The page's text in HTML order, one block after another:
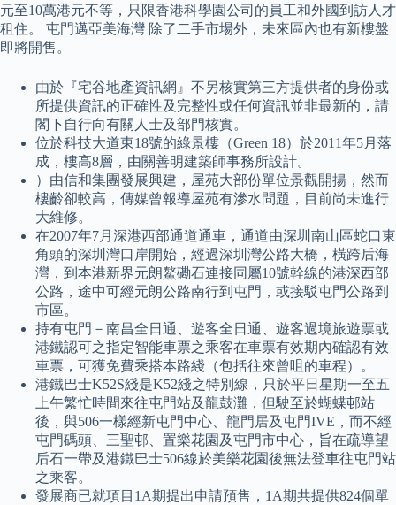
元至10萬港元不等，只限香港科學園公司的員工和外國到訪人才
租住。 屯門邁亞美海灣 除了二手市場外，未來區內也有新樓盤
即將開售。
由於『宅谷地產資訊網』不另核實第三方提供者的身份或
所提供資訊的正確性及完整性或任何資訊並非最新的，請
閣下自行向有關人士及部門核實。
位於科技大道東18號的綠景樓（Green 18）於2011年5月落
成，樓高8層，由關善明建築師事務所設計。
）由信和集團發展興建，屋苑大部份單位景觀開揚，然而
樓齡卻較高，傳媒曾報導屋苑有滲水問題，目前尚未進行
大維修。
在2007年7月深港西部通道通車，通道由深圳南山區蛇口東
角頭的深圳灣口岸開始，經過深圳灣公路大橋，橫跨后海
灣，到本港新界元朗鰲磡石連接同屬10號幹線的港深西部
公路，途中可經元朗公路南行到屯門，或接駁屯門公路到
市區。
持有屯門－南昌全日通、遊客全日通、遊客過境旅遊票或
港鐵認可之指定智能車票之乘客在車票有效期內確認有效
車票，可獲免費乘搭本路綫（包括往來曾咀的車程）。
港鐵巴士K52S綫是K52綫之特別線，只於平日星期一至五
上午繁忙時間來往屯門站及龍鼓灘，但駛至於蝴蝶邨站
後，與506一樣經新屯門中心、龍門居及屯門IVE，而不經
屯門碼頭、三聖邨、置樂花園及屯門市中心，旨在疏導望
后石一帶及港鐵巴士506線於美樂花園後無法登車往屯門站
之乘客。
發展商已就項目1A期提出申請預售，1A期共提供824個單